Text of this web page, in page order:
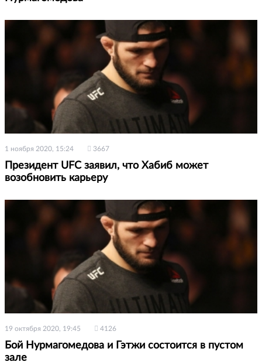
1 ноября 2020, 15:24 3667
Президент UFC заявил, что Хабиб может
возобновить карьеру
19 октября 2020, 19:45 4126
Бой Нурмагомедова и Гэтжи состоится в пустом
зале